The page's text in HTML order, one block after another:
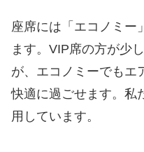
座席には「エコノミー
ます。VIP席の方が少
が、エコノミーでもエ
快適に過ごせます。私
用しています。